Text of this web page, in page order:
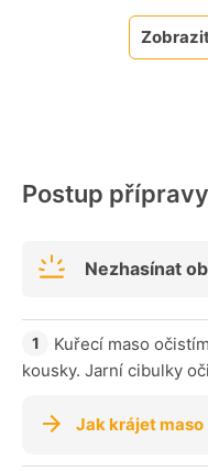
Postup přípravy
Nezhasínat
Kuřecí maso
kousky. Jarní cibulky
Jak krájet maso